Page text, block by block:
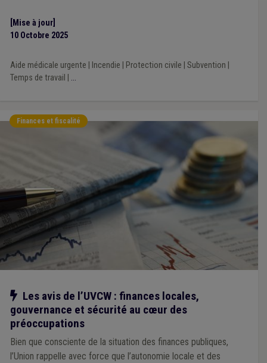
[Mise à jour]
10 Octobre 2025
Aide médicale urgente Incendie Protection civile Subvention
Temps de travail
...
Finances et fiscalité
Notre action
Les avis de l’UVCW : finances locales,
gouvernance et sécurité au cœur des
préoccupations
Bien que consciente de la situation des finances publiques,
l’Union rappelle avec force que l’autonomie locale et des